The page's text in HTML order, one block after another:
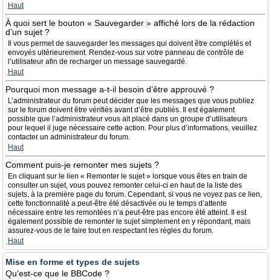
Haut
À quoi sert le bouton « Sauvegarder » affiché lors de la rédaction
d’un sujet ?
Il vous permet de sauvegarder les messages qui doivent être complétés et
envoyés ultérieurement. Rendez-vous sur votre panneau de contrôle de
l’utilisateur afin de recharger un message sauvegardé.
Haut
Pourquoi mon message a-t-il besoin d’être approuvé ?
L’administrateur du forum peut décider que les messages que vous publiez
sur le forum doivent être vérifiés avant d’être publiés. Il est également
possible que l’administrateur vous ait placé dans un groupe d’utilisateurs
pour lequel il juge nécessaire cette action. Pour plus d’informations, veuillez
contacter un administrateur du forum.
Haut
Comment puis-je remonter mes sujets ?
En cliquant sur le lien « Remonter le sujet » lorsque vous êtes en train de
consulter un sujet, vous pouvez remonter celui-ci en haut de la liste des
sujets, à la première page du forum. Cependant, si vous ne voyez pas ce lien,
cette fonctionnalité a peut-être été désactivée ou le temps d’attente
nécessaire entre les remontées n’a peut-être pas encore été atteint. Il est
également possible de remonter le sujet simplement en y répondant, mais
assurez-vous de le faire tout en respectant les règles du forum.
Haut
Mise en forme et types de sujets
Qu’est-ce que le BBCode ?